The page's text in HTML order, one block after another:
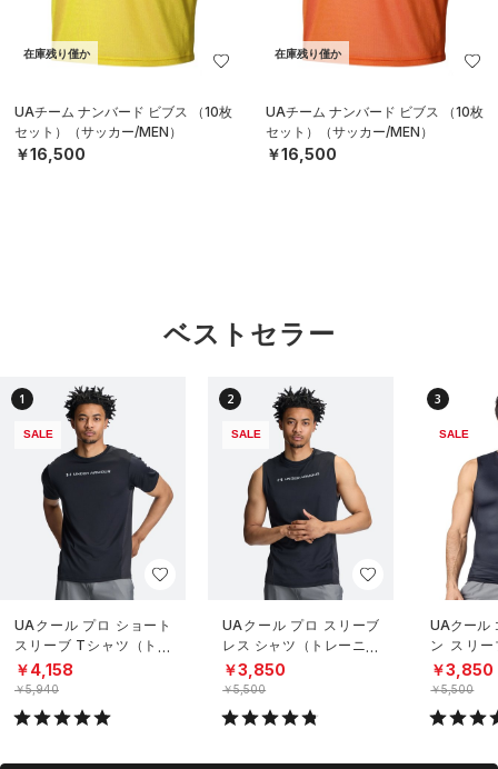
在庫残り僅か
UAチーム ナンバード ビブス （10枚
セット）（サッカー/MEN）
￥16,500
在庫残り僅か
UAチーム ナンバード ビブス （10枚
セット）（サッカー/MEN）
￥16,500
ベストセラー
1
SALE
UAクール プロ ショート
スリーブ Tシャツ（トレ
ーニング/MEN）
￥4,158
￥5,940
2
SALE
UAクール プロ スリーブ
レス シャツ（トレーニン
グ/MEN）
￥3,850
￥5,500
3
SALE
UAクール
ン スリ
（トレー
￥3,850
￥5,500